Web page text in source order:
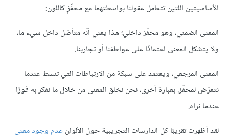
الأساسيتين اللتين تتعامل عقولنا بواسطتهما مع محفّزٍ كاللون:
المعنى الضمني، وهو محفّز داخلي؛ هذا يعني أنّه متأصّل داخل شيء ما،
ولا يتشكل المعنى اعتمادًا على عواطفنا أو تجاربنا.
المعنى المرجعي، ويعتمد على شبكة من الارتباطات التي تنشط عندما
نتعرّض لمحفّز. بعبارة أخرى، نحن نخلق المعنى من خلال ما نفكر به فورًا
عندما نراه.
لقد أظهرت تقريبًا كل الدارسات التجريبية حول الألوانعدم وجود معنى